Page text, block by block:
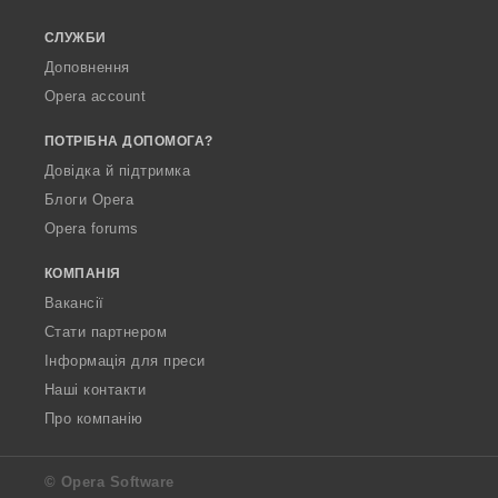
СЛУЖБИ
Доповнення
Opera account
ПОТРІБНА ДОПОМОГА?
Довідка й підтримка
Блоги Opera
Opera forums
КОМПАНІЯ
Вакансії
Стати партнером
Інформація для преси
Наші контакти
Про компанію
© Opera Software